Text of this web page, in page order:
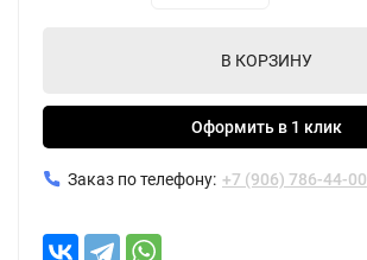
В КОРЗИНУ
Оформить в 1 клик
Заказ по телефону: +7 (906) 786-44-00